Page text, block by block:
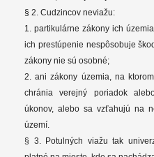
§ 2. Cudzincov neviažu:
1. partikulárne zákony ich
ich prestúpenie nespôsobuje
zákony nie sú osobné;
2. ani zákony územia, na
chránia verejný poriadok
úkonov, alebo sa vzťahujú na
území.
§ 3. Potulných viažu tak